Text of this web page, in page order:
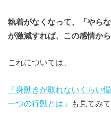
執着がなくなって、「やら
が激減すれば、この感情か
これについては、
「身動きが取れないくらい
一つの行動とは」
も見てみ